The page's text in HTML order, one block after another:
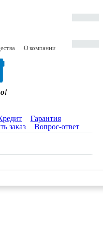
О компании
Гарантия
заказ Вопрос-ответ